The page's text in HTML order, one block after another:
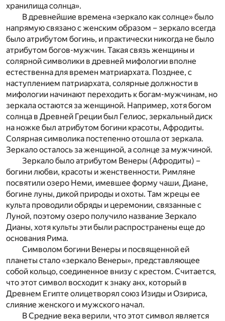
хранилища солнца».
В древнейшие времена «зеркало как солнце» было
напрямую связано с женским образом – зеркало всегда
было атрибутом богинь, и практически никогда не было
атрибутом богов-мужчин. Такая связь женщины и
солярной символики в древней мифологии вполне
естественна для времен матриархата. Позднее, с
наступлением патриархата, солярные должности в
мифологии начинают переходить к богам-мужчинам, но
зеркала остаются за женщиной. Например, хотя богом
солнца в Древней Греции был Гелиос, зеркальный диск
на ножке был атрибутом богини красоты, Афродиты.
Солярная символика постепенно отошла от зеркала.
Зеркало осталось за женщиной, а солнце за мужчиной.
Зеркало было атрибутом Венеры (Афродиты) –
богини любви, красоты и женственности. Римляне
посвятили озеро Неми, имевшее форму чаши, Диане,
богине луны, дикой природы и охоты. Там жрецы ее
культа проводили обряды и церемонии, связанные с
Луной, поэтому озеро получило название Зеркало
Дианы, хотя культы эти были распространены еще до
основания Рима.
Символом богини Венеры и посвященной ей
планеты стало «зеркало Венеры», представляющее
собой кольцо, соединенное внизу с крестом. Считается,
что этот символ восходит к знаку анх, который в
Древнем Египте олицетворял союз Изиды и Озириса,
слияние женского и мужского начал.
В Средние века верили, что этот символ является